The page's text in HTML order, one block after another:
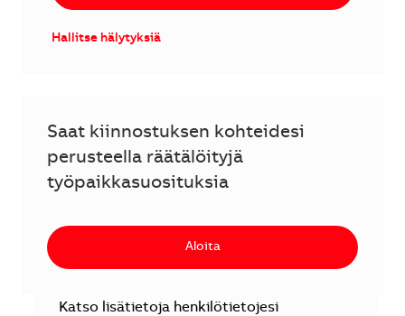
Hallitse hälytyksiä
Saat kiinnostuksen kohteidesi
perusteella räätälöityjä
työpaikkasuosituksia
Aloita
Katso lisätietoja henkilötietojesi